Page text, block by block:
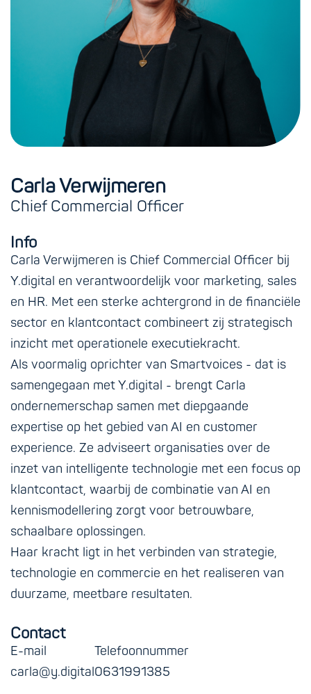
Carla Verwijmeren
Chief Commercial Officer
Info
Carla Verwijmeren is Chief Commercial Officer bij
Y.digital en verantwoordelijk voor marketing, sales
en HR. Met een sterke achtergrond in de financiële
sector en klantcontact combineert zij strategisch
inzicht met operationele executiekracht.
Als voormalig oprichter van Smartvoices - dat is
samengegaan met Y.digital - brengt Carla
ondernemerschap samen met diepgaande
expertise op het gebied van AI en customer
experience. Ze adviseert organisaties over de
inzet van intelligente technologie met een focus op
klantcontact, waarbij de combinatie van AI en
kennismodellering zorgt voor betrouwbare,
schaalbare oplossingen.
Haar kracht ligt in het verbinden van strategie,
technologie en commercie en het realiseren van
duurzame, meetbare resultaten.
Contact
E-mail
carla@y.digital
Telefoonnummer
0631991385